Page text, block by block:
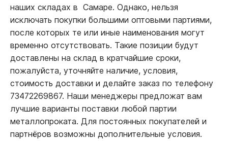
наших складах в Самаре. Однако, нельзя
исключать покупки большими оптовыми партиями,
после которых те или иные наименования могут
временно отсутствовать. Такие позиции будут
доставлены на склад в кратчайшие сроки,
пожалуйста, уточняйте наличие, условия,
стоимость доставки и делайте заказ по телефону
73472269867. Наши менеджеры предложат вам
лучшие варианты поставки любой партии
металлопроката. Для постоянных покупателей и
партнёров возможны дополнительные условия.